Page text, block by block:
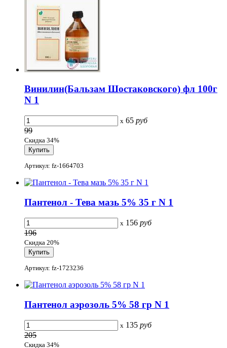
Винилин(Бальзам Шостаковского) фл 100г
N 1
x 65 руб
99
Скидка 34%
Артикул: fz-1664703
Пантенол - Тева мазь 5% 35 г N 1
x 156 руб
196
Скидка 20%
Артикул: fz-1723236
Пантенол аэрозоль 5% 58 гр N 1
x 135 руб
205
Скидка 34%